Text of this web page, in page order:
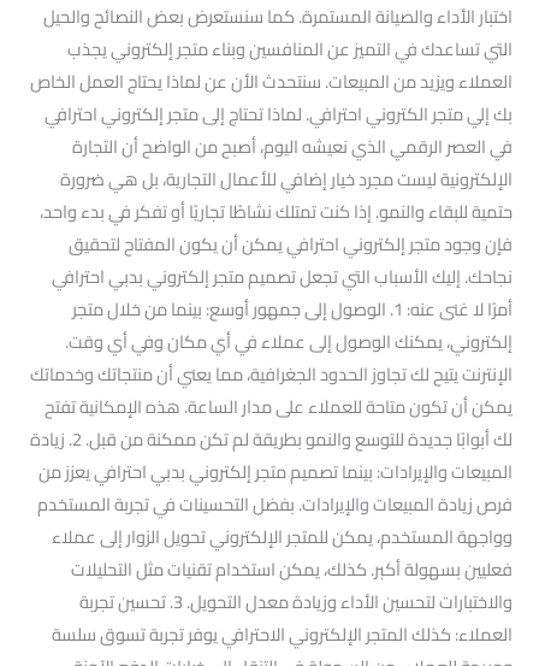
اختبار الأداء والصيانة المستمرة. كما سنستعرض بعض النصائح والحيل
التي تساعدك في التميز عن المنافسين وبناء متجر إلكتروني يجذب
العملاء ويزيد من المبيعات. سنتحدث الأن عن لماذا يحتاج العمل الخاص
بك إلي متجر الكتروني احترافي. لماذا تحتاج إلى متجر إلكتروني احترافي
في العصر الرقمي الذي نعيشه اليوم، أصبح من الواضح أن التجارة
الإلكترونية ليست مجرد خيار إضافي للأعمال التجارية، بل هي ضرورة
حتمية للبقاء والنمو. إذا كنت تمتلك نشاطًا تجاريًا أو تفكر في بدء واحد،
فإن وجود متجر إلكتروني احترافي يمكن أن يكون المفتاح لتحقيق
نجاحك. إليك الأسباب التي تجعل تصميم متجر إلكتروني بدبي احترافي
أمرًا لا غنى عنه: 1. الوصول إلى جمهور أوسع: بينما من خلال متجر
إلكتروني، يمكنك الوصول إلى عملاء في أي مكان وفي أي وقت.
الإنترنت يتيح لك تجاوز الحدود الجغرافية، مما يعني أن منتجاتك وخدماتك
يمكن أن تكون متاحة للعملاء على مدار الساعة. هذه الإمكانية تفتح
لك أبوابًا جديدة للتوسع والنمو بطريقة لم تكن ممكنة من قبل. 2. زيادة
المبيعات والإيرادات: بينما تصميم متجر إلكتروني بدبي احترافي يعزز من
فرص زيادة المبيعات والإيرادات. بفضل التحسينات في تجربة المستخدم
وواجهة المستخدم، يمكن للمتجر الإلكتروني تحويل الزوار إلى عملاء
فعليين بسهولة أكبر. كذلك، يمكن استخدام تقنيات مثل التحليلات
والاختبارات لتحسين الأداء وزيادة معدل التحويل. 3. تحسين تجربة
العملاء: كذلك المتجر الإلكتروني الاحترافي يوفر تجربة تسوق سلسة